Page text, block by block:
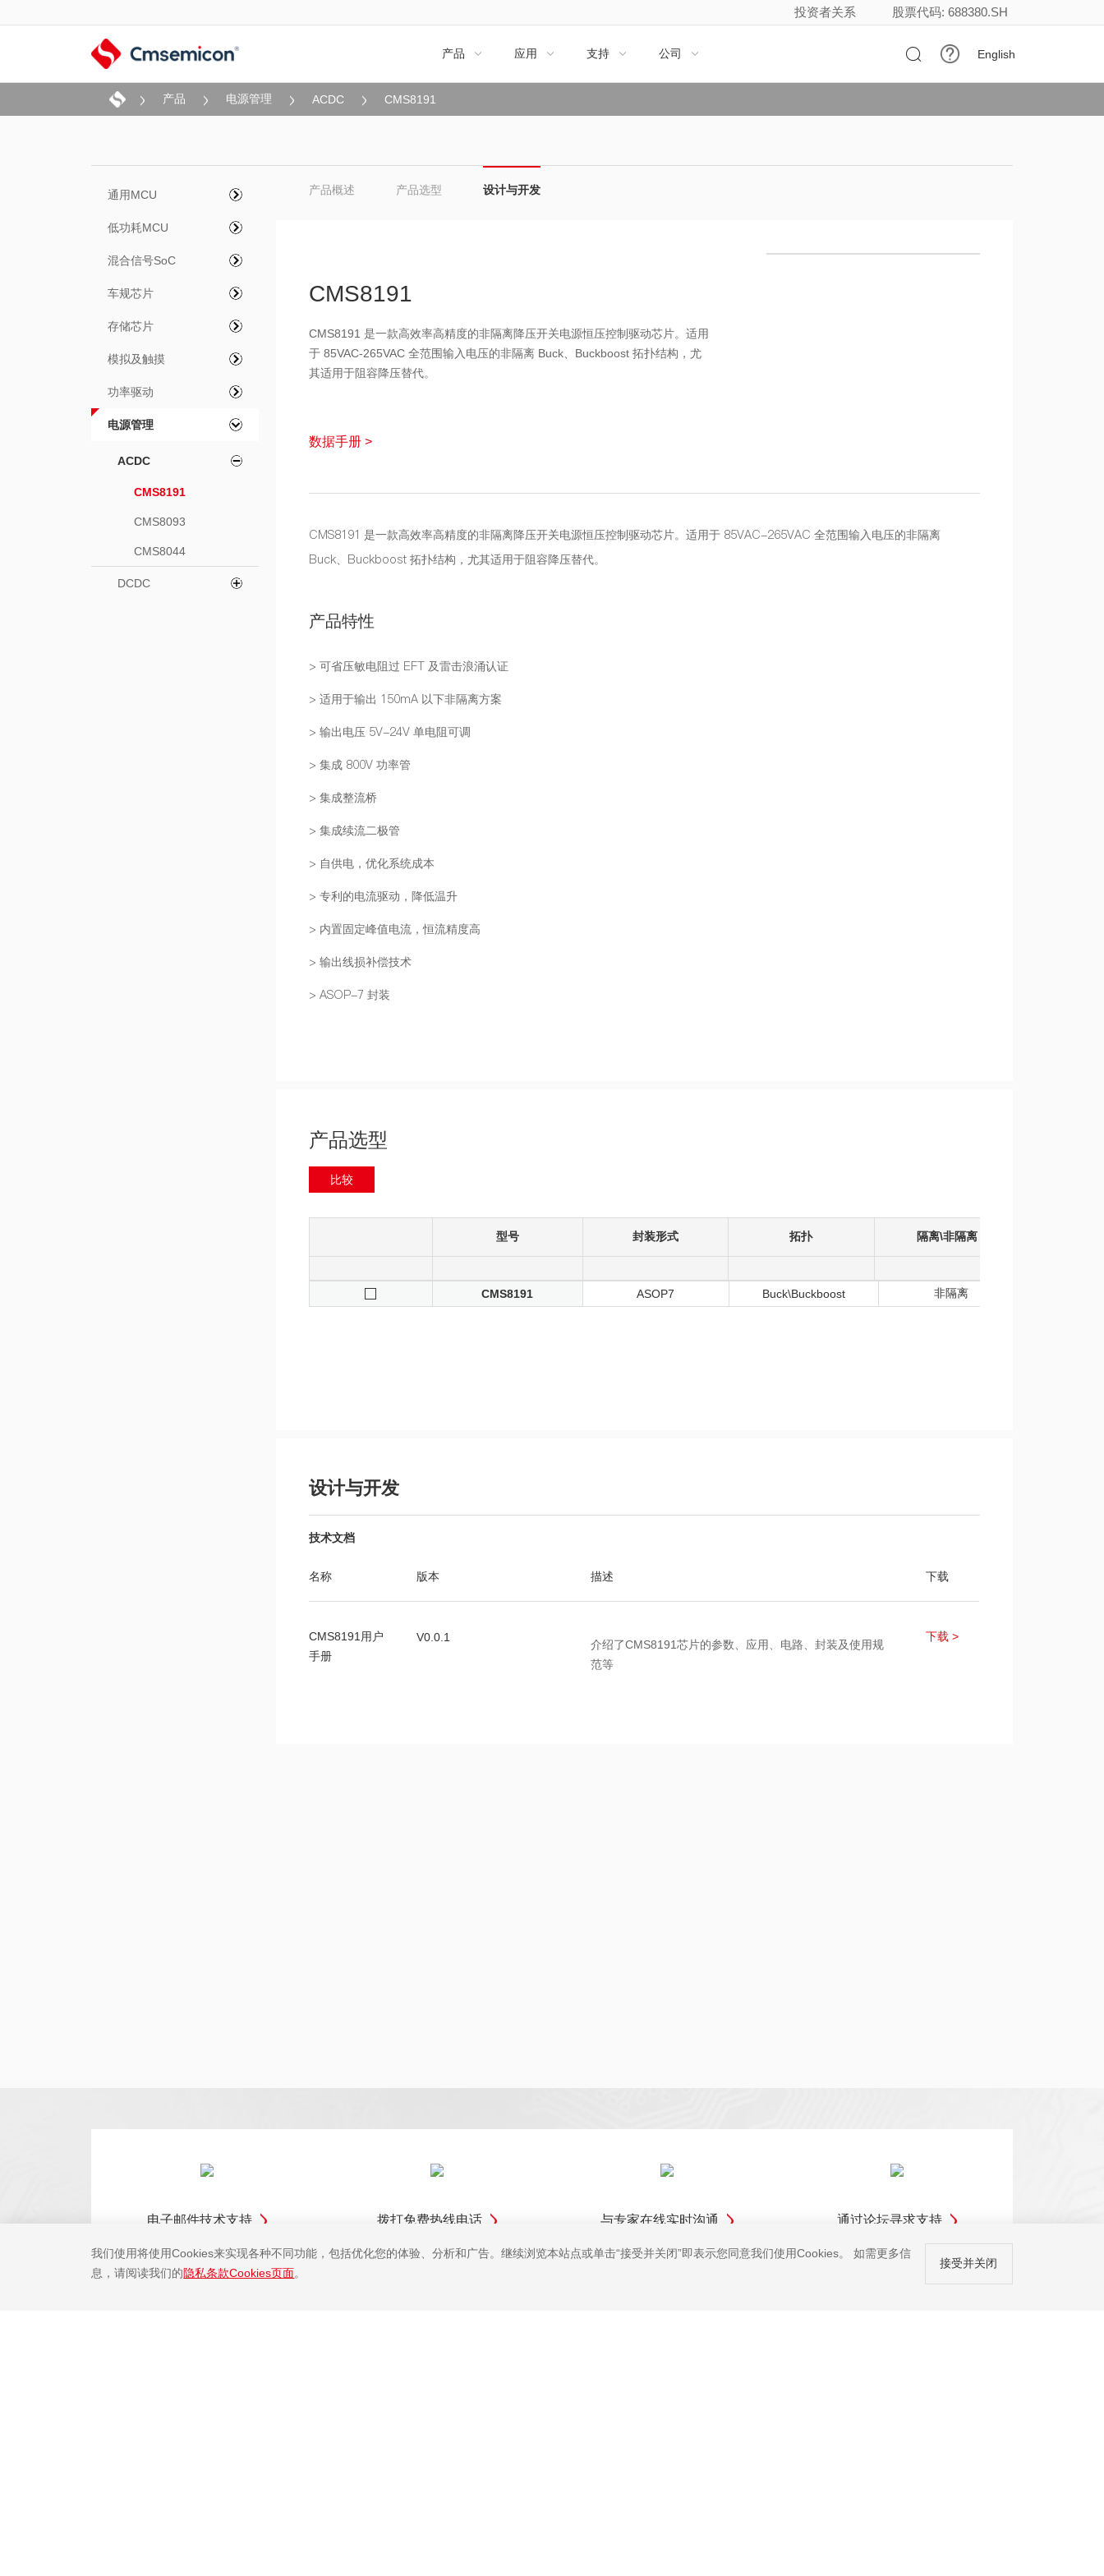
投资者关系 股票代码: 688380.SH
产品  应用  支持  公司   English
产品 电源管理 ACDC CMS8191
通用MCU
低功耗MCU
混合信号SoC
车规芯片
存储芯片
模拟及触摸
功率驱动
电源管理
ACDC
CMS8191
CMS8093
CMS8044
DCDC
产品概述 产品选型 设计与开发
CMS8191
CMS8191 是一款高效率高精度的非隔离降压开关电源恒压控制驱动芯片。适用
于 85VAC-265VAC 全范围输入电压的非隔离 Buck、Buckboost 拓扑结构，尤
其适用于阻容降压替代。
数据手册 >
CMS8191 是一款高效率高精度的非隔离降压开关电源恒压控制驱动芯片。适用于 85VAC-265VAC 全范围输入电压的非隔离
Buck、Buckboost 拓扑结构，尤其适用于阻容降压替代。
产品特性
> 可省压敏电阻过 EFT 及雷击浪涌认证
> 适用于输出 150mA 以下非隔离方案
> 输出电压 5V-24V 单电阻可调
> 集成 800V 功率管
> 集成整流桥
> 集成续流二极管
> 自供电，优化系统成本
> 专利的电流驱动，降低温升
> 内置固定峰值电流，恒流精度高
> 输出线损补偿技术
> ASOP-7 封装
产品选型
比较
型号 封装形式 拓扑 隔离\非隔离
CMS8191 ASOP7 Buck\Buckboost 非隔离
设计与开发
技术文档
名称 版本 描述 下载
CMS8191用户
手册
V0.0.1
介绍了CMS8191芯片的参数、应用、电路、封装及使用规
范等
下载 >
电子邮件技术支持 拨打免费热线电话 与专家在线实时沟通 通过论坛寻求支持
我们使用将使用Cookies来实现各种不同功能，包括优化您的体验、分析和广告。继续浏览本站点或单击“接受并关闭”即表示您同意我们使用Cookies。 如需更多信
息，请阅读我们的隐私条款Cookies页面。
接受并关闭